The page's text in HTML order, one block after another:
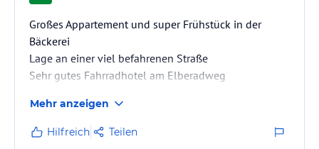
Großes Appartement und super Frühstück in der
Bäckerei
Lage an einer viel befahrenen Straße
Sehr gutes Fahrradhotel am Elberadweg
Mehr anzeigen
Hilfreich Teilen